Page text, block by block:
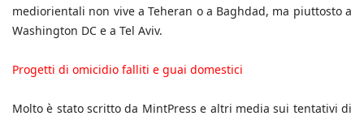
mediorientali non vive a Teheran o a Baghdad, ma piuttosto a
Washington DC e a Tel Aviv.
Progetti di omicidio falliti e guai domestici
Molto è stato scritto da MintPress e altri media sui tentativi di